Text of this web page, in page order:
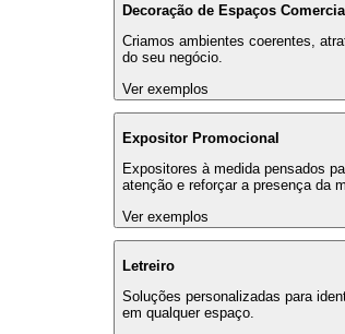
Decoração de Espaços
Criamos ambientes coerentes,
do seu negócio.
Ver exemplos
Expositor Promocional
Expositores à medida pensados
atenção e reforçar a presença da
Ver exemplos
Letreiro
Soluções personalizadas para
em qualquer espaço.